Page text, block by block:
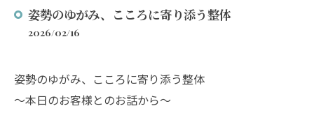
姿勢のゆがみ、こころに寄り添う整体
2026/02/16
姿勢のゆがみ、こころに寄り添う整体
〜本日のお客様とのお話から〜